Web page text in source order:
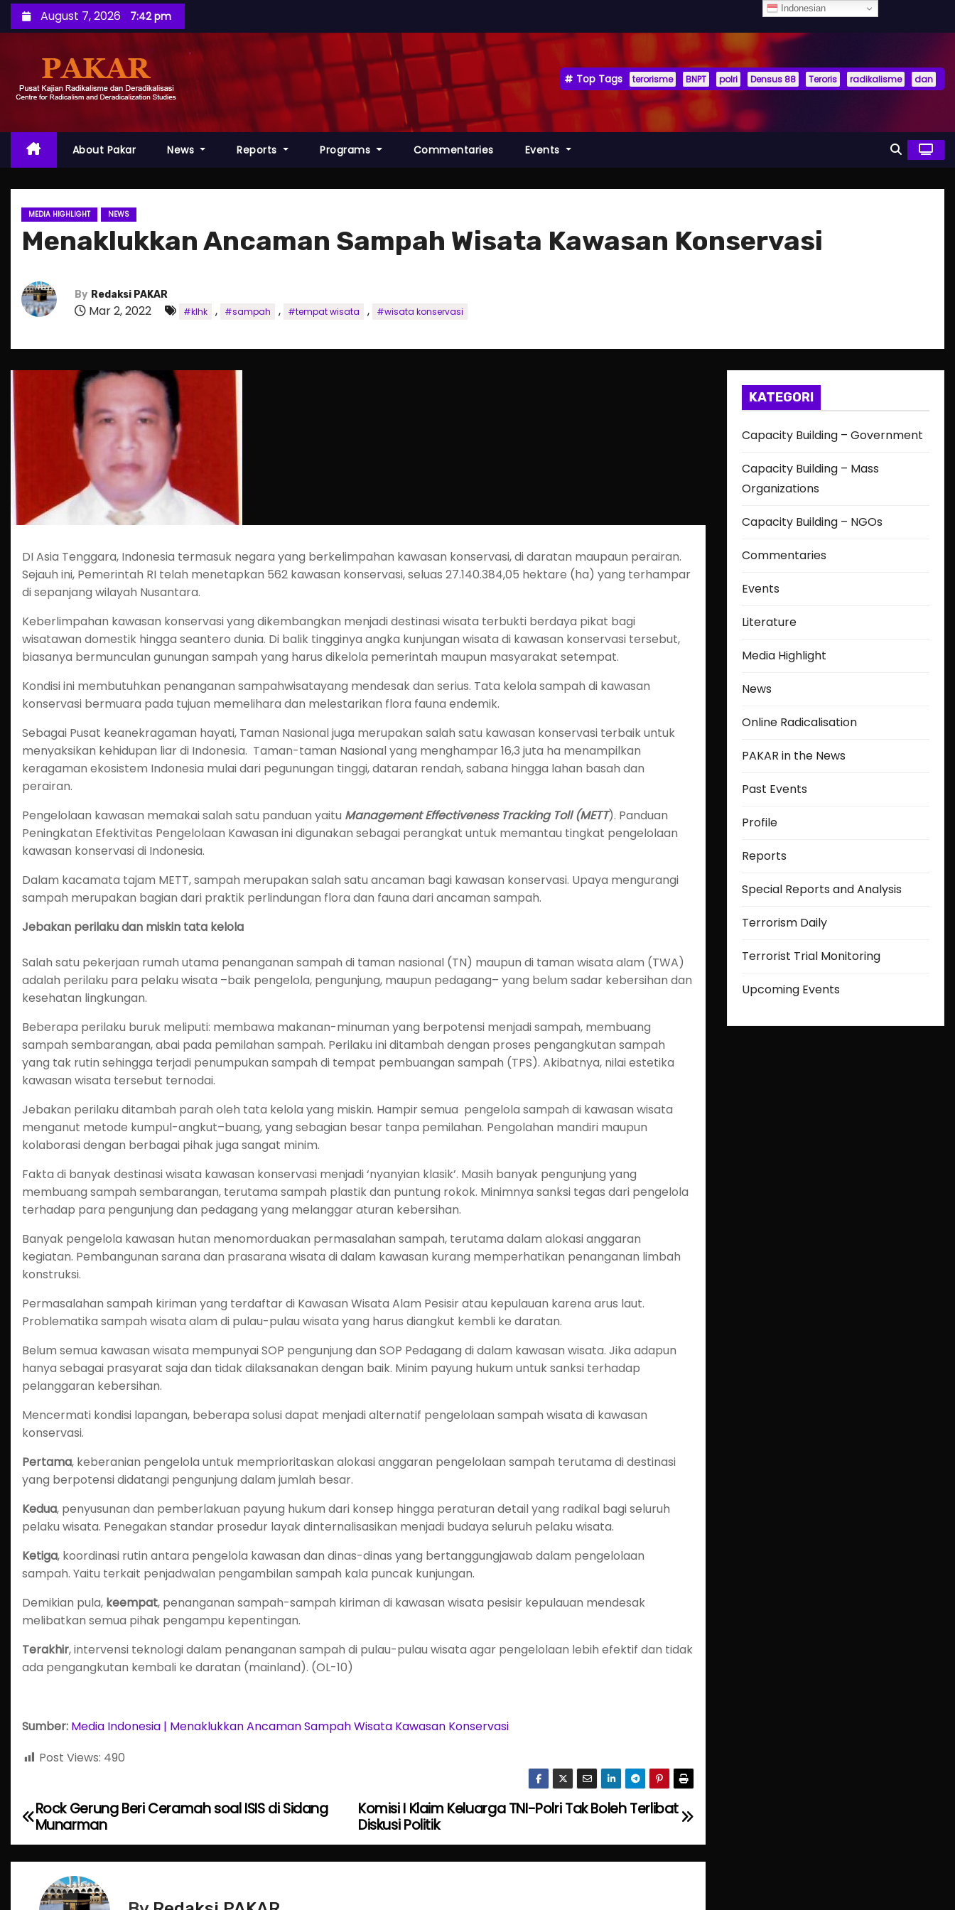
k
c
n
August 7, 2026 7:42 pm
Top Tags terorisme BNPT polri Densus 88 Teroris radikalisme dan
About Pakar News Reports Programs Commentaries Events
MEDIA HIGHLIGHT NEWS
Menaklukkan Ancaman Sampah Wisata Kawasan Konservasi
By Redaksi PAKAR
Mar 2, 2022 #klhk , #sampah , #tempat wisata , #wisata konservasi
DI Asia Tenggara, Indonesia termasuk negara yang berkelimpahan kawasan konservasi, di daratan maupaun perairan.
Sejauh ini, Pemerintah RI telah menetapkan 562 kawasan konservasi, seluas 27.140.384,05 hektare (ha) yang terhampar
di sepanjang wilayah Nusantara.
Keberlimpahan kawasan konservasi yang dikembangkan menjadi destinasi wisata terbukti berdaya pikat bagi
wisatawan domestik hingga seantero dunia. Di balik tingginya angka kunjungan wisata di kawasan konservasi tersebut,
biasanya bermunculan gunungan sampah yang harus dikelola pemerintah maupun masyarakat setempat.
Kondisi ini membutuhkan penanganan sampahwisatayang mendesak dan serius. Tata kelola sampah di kawasan
konservasi bermuara pada tujuan memelihara dan melestarikan flora fauna endemik.
Sebagai Pusat keanekragaman hayati, Taman Nasional juga merupakan salah satu kawasan konservasi terbaik untuk
menyaksikan kehidupan liar di Indonesia. Taman-taman Nasional yang menghampar 16,3 juta ha menampilkan
keragaman ekosistem Indonesia mulai dari pegunungan tinggi, dataran rendah, sabana hingga lahan basah dan
perairan.
Pengelolaan kawasan memakai salah satu panduan yaitu Management Effectiveness Tracking Toll (METT). Panduan
Peningkatan Efektivitas Pengelolaan Kawasan ini digunakan sebagai perangkat untuk memantau tingkat pengelolaan
kawasan konservasi di Indonesia.
Dalam kacamata tajam METT, sampah merupakan salah satu ancaman bagi kawasan konservasi. Upaya mengurangi
sampah merupakan bagian dari praktik perlindungan flora dan fauna dari ancaman sampah.
Jebakan perilaku dan miskin tata kelola
Salah satu pekerjaan rumah utama penanganan sampah di taman nasional (TN) maupun di taman wisata alam (TWA)
adalah perilaku para pelaku wisata –baik pengelola, pengunjung, maupun pedagang– yang belum sadar kebersihan dan
kesehatan lingkungan.
Beberapa perilaku buruk meliputi: membawa makanan-minuman yang berpotensi menjadi sampah, membuang
sampah sembarangan, abai pada pemilahan sampah. Perilaku ini ditambah dengan proses pengangkutan sampah
yang tak rutin sehingga terjadi penumpukan sampah di tempat pembuangan sampah (TPS). Akibatnya, nilai estetika
kawasan wisata tersebut ternodai.
Jebakan perilaku ditambah parah oleh tata kelola yang miskin. Hampir semua pengelola sampah di kawasan wisata
menganut metode kumpul-angkut–buang, yang sebagian besar tanpa pemilahan. Pengolahan mandiri maupun
kolaborasi dengan berbagai pihak juga sangat minim.
Fakta di banyak destinasi wisata kawasan konservasi menjadi ‘nyanyian klasik’. Masih banyak pengunjung yang
membuang sampah sembarangan, terutama sampah plastik dan puntung rokok. Minimnya sanksi tegas dari pengelola
terhadap para pengunjung dan pedagang yang melanggar aturan kebersihan.
Banyak pengelola kawasan hutan menomorduakan permasalahan sampah, terutama dalam alokasi anggaran
kegiatan. Pembangunan sarana dan prasarana wisata di dalam kawasan kurang memperhatikan penanganan limbah
konstruksi.
Permasalahan sampah kiriman yang terdaftar di Kawasan Wisata Alam Pesisir atau kepulauan karena arus laut.
Problematika sampah wisata alam di pulau-pulau wisata yang harus diangkut kembli ke daratan.
Belum semua kawasan wisata mempunyai SOP pengunjung dan SOP Pedagang di dalam kawasan wisata. Jika adapun
hanya sebagai prasyarat saja dan tidak dilaksanakan dengan baik. Minim payung hukum untuk sanksi terhadap
pelanggaran kebersihan.
Mencermati kondisi lapangan, beberapa solusi dapat menjadi alternatif pengelolaan sampah wisata di kawasan
konservasi.
Pertama, keberanian pengelola untuk memprioritaskan alokasi anggaran pengelolaan sampah terutama di destinasi
yang berpotensi didatangi pengunjung dalam jumlah besar.
Kedua, penyusunan dan pemberlakuan payung hukum dari konsep hingga peraturan detail yang radikal bagi seluruh
pelaku wisata. Penegakan standar prosedur layak dinternalisasikan menjadi budaya seluruh pelaku wisata.
Ketiga, koordinasi rutin antara pengelola kawasan dan dinas-dinas yang bertanggungjawab dalam pengelolaan
sampah. Yaitu terkait penjadwalan pengambilan sampah kala puncak kunjungan.
Demikian pula, keempat, penanganan sampah-sampah kiriman di kawasan wisata pesisir kepulauan mendesak
melibatkan semua pihak pengampu kepentingan.
Terakhir, intervensi teknologi dalam penanganan sampah di pulau-pulau wisata agar pengelolaan lebih efektif dan tidak
ada pengangkutan kembali ke daratan (mainland). (OL-10)
Sumber: Media Indonesia | Menaklukkan Ancaman Sampah Wisata Kawasan Konservasi
Post Views: 490
P
o
Komisi I Klaim Keluarga TNI-Polri Tak Boleh Terlibat
Diskusi Politik
Rock Gerung Beri Ceramah soal ISIS di Sidang
Munarman
KATEGORI
Capacity Building – Government
Capacity Building – Mass
Organizations
Capacity Building – NGOs
Commentaries
Events
Literature
Media Highlight
News
Online Radicalisation
PAKAR in the News
Past Events
Profile
Reports
Special Reports and Analysis
Terrorism Daily
Terrorist Trial Monitoring
Upcoming Events
Indonesian